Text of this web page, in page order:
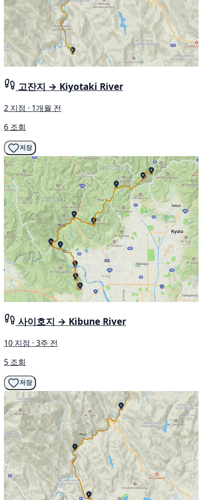
고잔지 → Kiyotaki River
2 지점 · 1개월 전
6 조회
저장
사이호지 → Kibune River
10 지점 · 3주 전
5 조회
저장